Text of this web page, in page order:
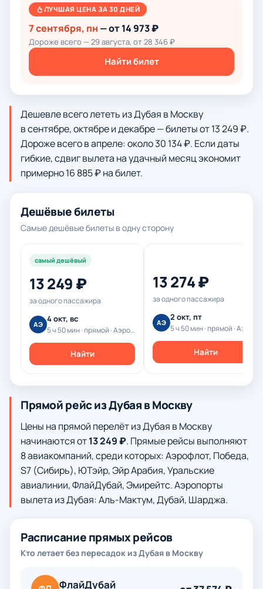
ЛУЧШАЯ ЦЕНА ЗА 30 ДНЕЙ
7 сентября, пн — от 14 973 ₽
Дороже всего — 29 августа, от 28 346 ₽
Найти билет
Дешевле всего лететь из Дубая в Москву
в сентябре, октябре и декабре — билеты от 13 249 ₽.
Дороже всего в апреле: около 30 134 ₽. Если даты
гибкие, сдвиг вылета на удачный месяц экономит
примерно 16 885 ₽ на билет.
Дешёвые билеты
Самые дешёвые билеты в одну сторону
самый дешёвый
13 249 ₽
за одного пассажира
АЭ
4 окт, вс
5 ч 50 мин · прямой · Аэрофлот
Найти
13 274 ₽
за одного пассажира
АЭ
2 окт, пт
Найти
Прямой рейс из Дубая в Москву
Цены на прямой перелёт из Дубая в Москву
начинаются от13 249 ₽. Прямые рейсы выполняют
8 авиакомпаний, среди которых: Аэрофлот, Победа,
S7 (Сибирь), ЮТэйр, Эйр Арабия, Уральские
авиалинии, ФлайДубай, Эмирейтс. Аэропорты
вылета из Дубая: Аль-Мактум, Дубай, Шарджа.
Расписание прямых рейсов
Кто летает без пересадок из Дубая в Москву
ФлайДубай